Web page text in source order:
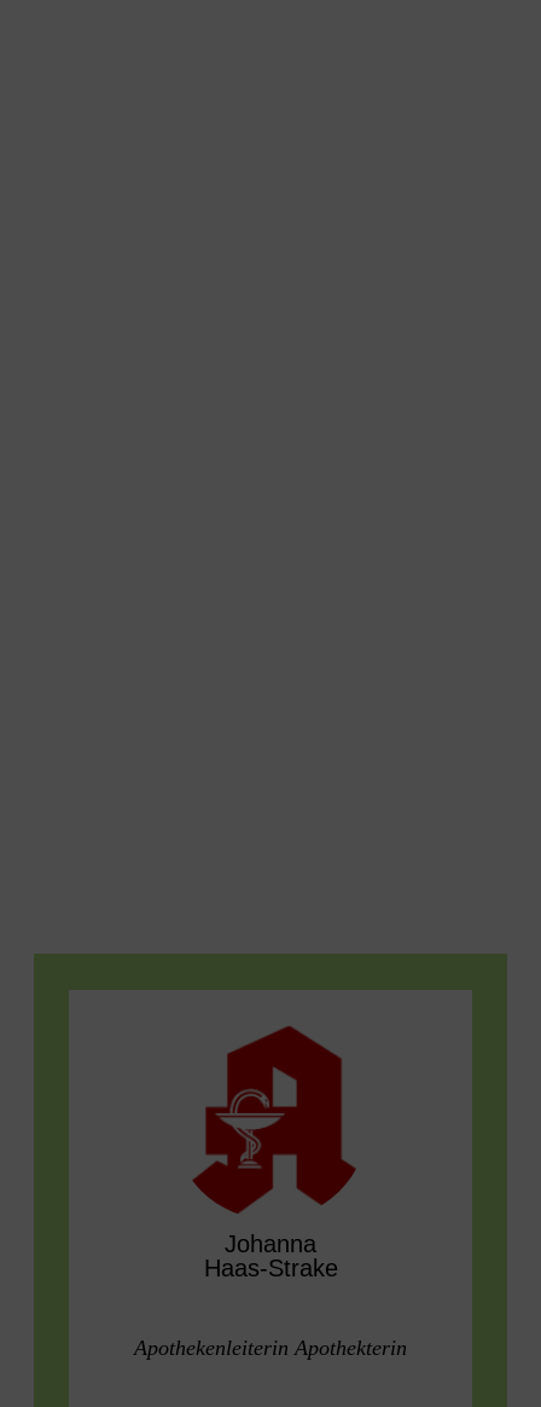
Johanna
Haas-Strake
Apothekenleiterin Apothekterin